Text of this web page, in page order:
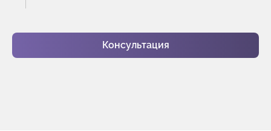
Консультация